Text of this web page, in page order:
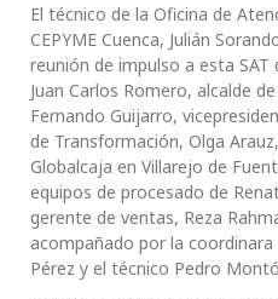
El técnico de la Oficina de
CEPYME Cuenca, Julián
reunión de impulso a esta
Juan Carlos Romero, alcalde
Fernando Guijarro,
de Transformación, Olga
Globalcaja en Villarejo de
equipos de procesado de
gerente de ventas, Reza
acompañado por la coordinara
Pérez y el técnico Pedro